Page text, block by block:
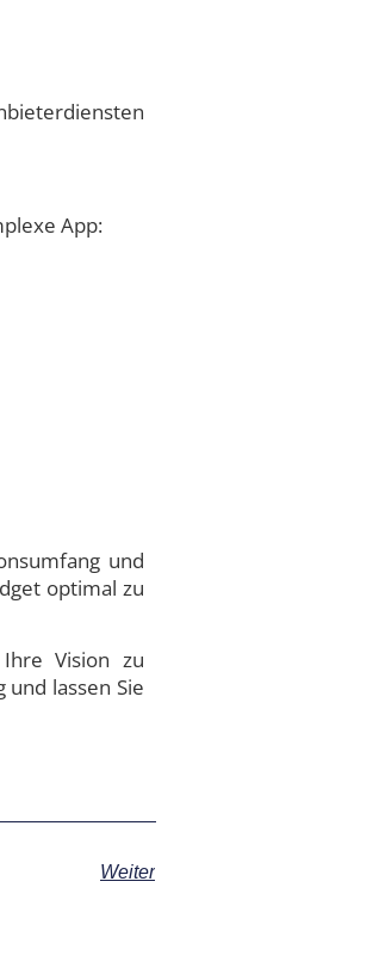
App:
und
optimal zu
Vision zu
lassen Sie
Weiter